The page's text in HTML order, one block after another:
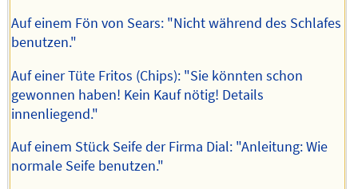
Auf einem Fön von Sears: "Nicht während des Schlafes
benutzen."
Auf einer Tüte Fritos (Chips): "Sie könnten schon
gewonnen haben! Kein Kauf nötig! Details
innenliegend."
Auf einem Stück Seife der Firma Dial: "Anleitung: Wie
normale Seife benutzen."